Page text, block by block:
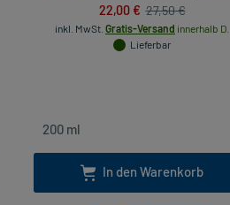
22,00 € 27,50 €
inkl. MwSt. Gratis-Versand innerhalb D.
Lieferbar
In den Warenkorb